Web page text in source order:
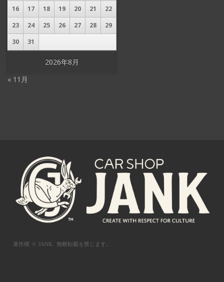
2026年8月
16
17 18 19 20 21
22
23
24 25 26 27 28
29
30
31
« 11月
著作権 © JANK. 無断転載を禁じます。